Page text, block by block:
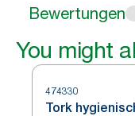
Bewertungen
You might
474330
Tork